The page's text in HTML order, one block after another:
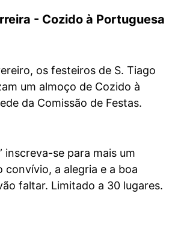
- Cozido à Portuguesa
os festeiros de S. Tiago
um almoço de Cozido à
da Comissão de Festas.
inscreva-se para mais um
convívio, a alegria e a boa
faltar. Limitado a 30 lugares.